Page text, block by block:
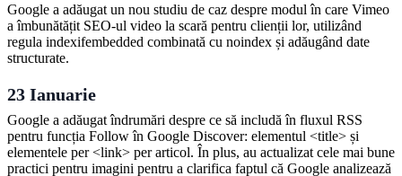
Google a adăugat un nou studiu de caz despre modul în care Vimeo
a îmbunătățit SEO-ul video la scară pentru clienții lor, utilizând
regula indexifembedded combinată cu noindex și adăugând date
structurate.
23 Ianuarie
Google a adăugat îndrumări despre ce să includă în fluxul RSS
pentru funcția Follow în Google Discover: elementul <title> și
elementele per <link> per articol. În plus, au actualizat cele mai bune
practici pentru imagini pentru a clarifica faptul că Google analizează